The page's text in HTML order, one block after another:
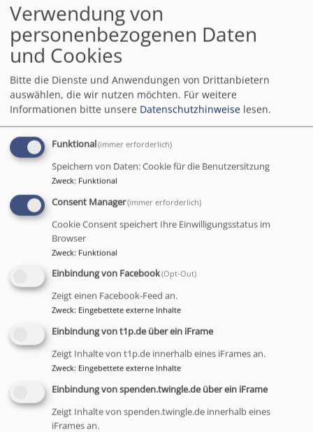
fax 09227 972415
www.kirchengemeinde-himmelkron.de
https://www.markgrafenkirchen.de
Pfarrer Michael Krug
Bildrechte David Sünderhauf,
© Markgrafenkirchen e.V.
Evang.-Luth. Kirchengemeinde Lanzendorf
Laitscher Weg 2
95502 Himmelkron-Lanzendorf
fax 09227 - 97 24 155194
www.kirchengemeinde-lanzendorf.de
Verwendung von
personenbezogenen Daten
und Cookies
Bitte die Dienste und Anwendungen von Drittanbietern
auswählen, die wir nutzen möchten. Für weitere
Informationen bitte unsere Datenschutzhinweise lesen.
Funktional(immer erforderlich)
Speichern von Daten: Cookie für die Benutzersitzung
Zweck: Funktional
Consent Manager(immer erforderlich)
Cookie Consent speichert Ihre Einwilligungsstatus im
Browser
Zweck: Funktional
Einbindung von Facebook(Opt-Out)
Zeigt einen Facebook-Feed an.
Zweck: Eingebettete externe Inhalte
Einbindung von t1p.de über ein iFrame
Zeigt Inhalte von t1p.de innerhalb eines iFrames an.
Zweck: Eingebettete externe Inhalte
Einbindung von spenden.twingle.de über ein iFrame
Zeigt Inhalte von spenden.twingle.de innerhalb eines
iFrames an.